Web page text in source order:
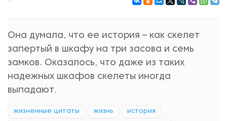
Она думала, что ее история – как скелет
запертый в шкафу на три засова и семь
замков. Оказалось, что даже из таких
надежных шкафов скелеты иногда
выпадают.
жизненные цитаты жизнь история